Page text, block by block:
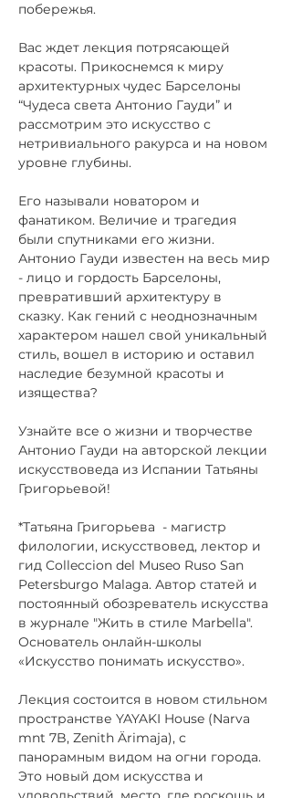
побережья.
Вас ждет лекция потрясающей
красоты. Прикоснемся к миру
архитектурных чудес Барселоны
“Чудеса света Антонио Гауди” и
рассмотрим это искусство с
нетривиального ракурса и на новом
уровне глубины.
Его называли новатором и
фанатиком. Величие и трагедия
были спутниками его жизни.
Антонио Гауди известен на весь мир
- лицо и гордость Барселоны,
превративший архитектуру в
сказку. Как гений с неоднозначным
характером нашел свой уникальный
стиль, вошел в историю и оставил
наследие безумной красоты и
изящества?
Узнайте все о жизни и творчестве
Антонио Гауди на авторской лекции
искусствоведа из Испании Татьяны
Григорьевой!
*Татьяна Григорьева  - магистр
филологии, искусствовед, лектор и
гид Colleccion del Museo Ruso San
Petersburgo Malaga. Автор статей и
постоянный обозреватель искусства
в журнале "Жить в стиле Marbella".
Основатель онлайн-школы
«Искусство понимать искусство».
Лекция состоится в новом стильном
пространстве YAYAKI House (Narva
mnt 7B, Zenith Ärimaja), с
панорамным видом на огни города.
Это новый дом искусства и